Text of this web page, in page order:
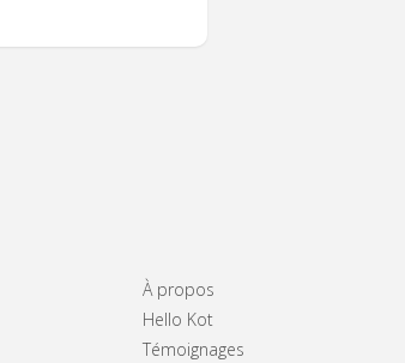
À propos
Hello Kot
Témoignages